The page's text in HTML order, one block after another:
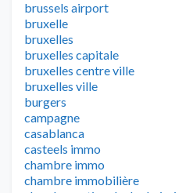
brussels airport
bruxelle
bruxelles
bruxelles capitale
bruxelles centre ville
bruxelles ville
burgers
campagne
casablanca
casteels immo
chambre immo
chambre immobilière